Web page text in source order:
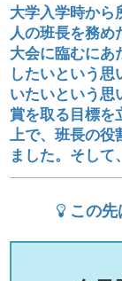
大学入学時から
人の班長を務め
大会に臨むにあ
したいという
いたいという思
賞を取る目標を
上で、班長の役
ました。そし
この先